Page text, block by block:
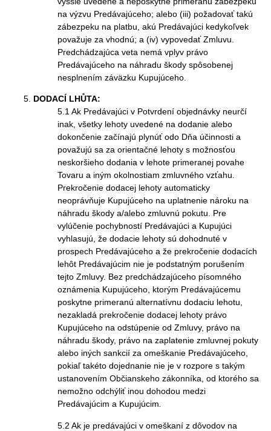
na výzvu Predávajúceho; alebo (iii) požadovať takú
zábezpeku na platbu, akú Predávajúci kedykoľvek
považuje za vhodnú; a (iv) vypovedať Zmluvu.
Predchádzajúca veta nemá vplyv právo
Predávajúceho na náhradu škody spôsobenej
nesplnením záväzku Kupujúceho.
DODACÍ LHŮTA:
5.1 Ak Predávajúci v Potvrdení objednávky neurčí
inak, všetky lehoty uvedené na dodanie alebo
dokončenie začínajú plynúť odo Dňa účinnosti a
považujú sa za orientačné lehoty s možnosťou
neskoršieho dodania v lehote primeranej povahe
Tovaru a iným okolnostiam zmluvného vzťahu.
Prekročenie dodacej lehoty automaticky
neoprávňuje Kupujúceho na uplatnenie nároku na
náhradu škody a/alebo zmluvnú pokutu. Pre
vylúčenie pochybností Predávajúci a Kupujúci
vyhlasujú, že dodacie lehoty sú dohodnuté v
prospech Predávajúceho a že prekročenie dodacích
lehôt Predávajúcim nie je podstatným porušením
tejto Zmluvy. Bez predchádzajúceho písomného
oznámenia Kupujúceho, ktorým Predávajúcemu
poskytne primeranú alternatívnu dodaciu lehotu,
nezakladá prekročenie dodacej lehoty právo
Kupujúceho na odstúpenie od Zmluvy, právo na
náhradu škody, právo na zaplatenie zmluvnej pokuty
alebo iných sankcií za omeškanie Predávajúceho,
pokiaľ takéto dojednanie nie je v rozpore s takým
ustanovením Občianskeho zákonníka, od ktorého sa
nemožno odchýliť inou dohodou medzi
Predávajúcim a Kupujúcim.
5.2 Ak je predávajúci v omeškaní z dôvodov na